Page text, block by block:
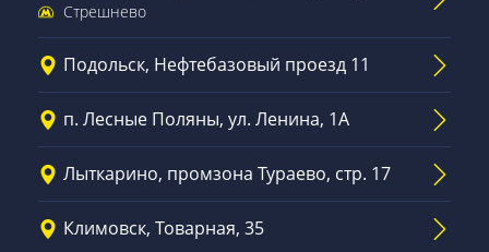
Стрешнево
Подольск, Нефтебазовый проезд 11
п. Лесные Поляны, ул. Ленина, 1А
Лыткарино, промзона Тураево, стр. 17
Климовск, Товарная, 35